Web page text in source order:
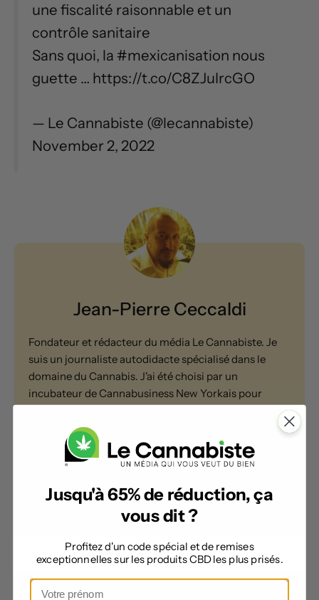
une fiscalité raisonnable et un
contrôle sanitaire
Sans quoi, la #mexicanisation nous
guette … https://t.co/C8ZJuIrcGO
— Le Cannabiste (@lecannabiste)
November 2, 2022
Jean-Pierre Ceccaldi
Fondateur et rédacteur du média Le Cannabiste. Je
suis un journaliste autodidacte spécialisé dans le
domaine du Cannabis. J'ai été choisi par un
incubateur de Cannabusiness New Yorkais pour
Cannabis. Je publie de nombreux articles interviews
et essais en langue Anglaise ainsi que pour la presse
Française et l'industrie du Cannabis en général.
Jusqu'à 65% de réduction, ça
vous dit ?
Profitez d'un code spécial et de remises
exceptionnelles sur les produits CBD les plus prisés.